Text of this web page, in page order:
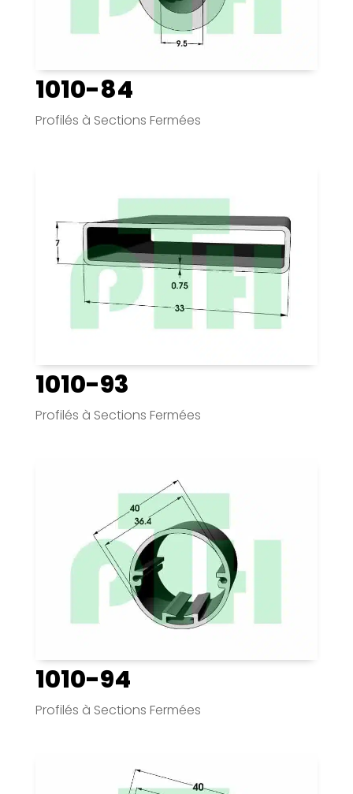
1010-84
Profilés à Sections Fermées
1010-93
Profilés à Sections Fermées
1010-94
Profilés à Sections Fermées